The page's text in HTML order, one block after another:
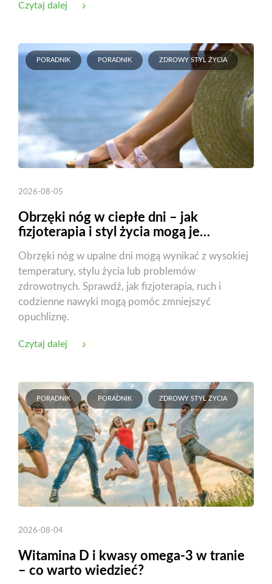
Czytaj dalej
PORADNIK PORADNIK ZDROWY STYL ŻYCIA
2026-08-05
Obrzęki nóg w ciepłe dni – jak
fizjoterapia i styl życia mogą je
Obrzęki nóg w upalne dni mogą wynikać z wysokiej
temperatury, stylu życia lub problemów
zdrowotnych. Sprawdź, jak fizjoterapia, ruch i
codzienne nawyki mogą pomóc zmniejszyć
opuchliznę.
Czytaj dalej
PORADNIK PORADNIK ZDROWY STYL ŻYCIA
2026-08-04
Witamina D i kwasy omega-3 w tranie
– co warto wiedzieć?